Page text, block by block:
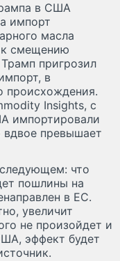
в США
импорт
масла
к смещению
пригрозил
в
происхождения.
Insights, с
импортировали
вдвое превышает
что
пошлины на
в ЕС.
увеличит
не произойдет и
эффект будет